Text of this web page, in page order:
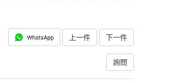
上一件 下一件
詢問